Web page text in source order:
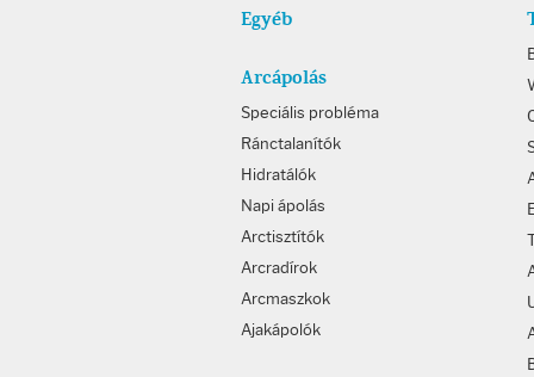
Egyéb
Arcápolás
Speciális probléma
Ránctalanítók
Hidratálók
Napi ápolás
Arctisztítók
Arcradírok
Arcmaszkok
Ajakápolók